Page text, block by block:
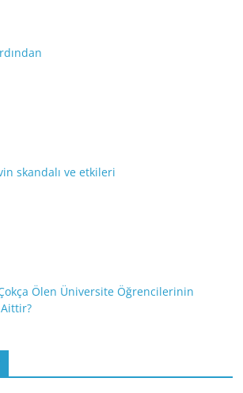
skandalı ve etkileri
Ölen Üniversite Öğrencilerinin